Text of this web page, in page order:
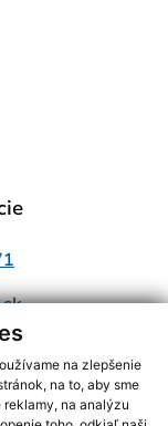
na zlepšenie
na to, aby sme
na analýzu
s využitím RSS